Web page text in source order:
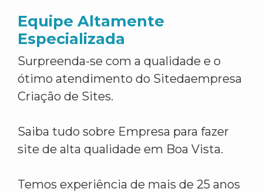
Equipe Altamente
Especializada
Surpreenda-se com a qualidade e o
ótimo atendimento do Sitedaempresa
Criação de Sites.
Saiba tudo sobre Empresa para fazer
site de alta qualidade em Boa Vista.
Temos experiência de mais de 25 anos